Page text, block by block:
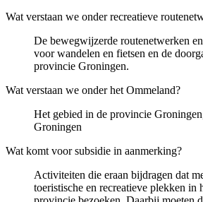
Wat verstaan we onder recreatieve
De bewegwijzerde routenetwerken
voor wandelen en fietsen en de
provincie Groningen.
Wat verstaan we onder het Ommeland?
Het gebied in de provincie
Groningen
Wat komt voor subsidie in aanmerking?
Activiteiten die eraan bijdragen dat
toeristische en recreatieve plekken in